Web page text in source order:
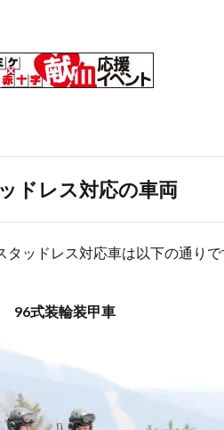
ドレス対応の車両
ッドレス対応車は以下の通りで
96式装輪装甲車